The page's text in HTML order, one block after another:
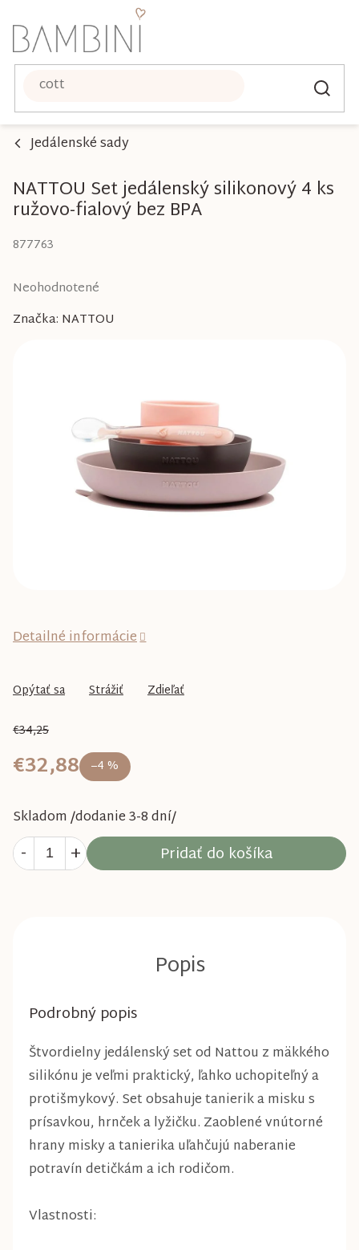
na
obsah
Jedálenské sady
NATTOU Set jedálenský silikonový 4 ks
ružovo-fialový bez BPA
877763
Priemerné
produktu
hviezdičiek.
Neohodnotené
Značka: NATTOU
€34,25
–4 %
€32,88
Skladom /dodanie 3-8 dní/
Pridať do košíka
Detailné informácie
Opýtať sa Strážiť Zdieľať
Podrobný popis
Štvordielny jedálenský set od Nattou z mäkkého
silikónu je veľmi praktický, ľahko uchopiteľný a
protišmykový. Set obsahuje tanierik a misku s
prísavkou, hrnček a lyžičku. Zaoblené vnútorné
hrany misky a tanierika uľahčujú naberanie
potravín detičkám a ich rodičom.
Vlastnosti: